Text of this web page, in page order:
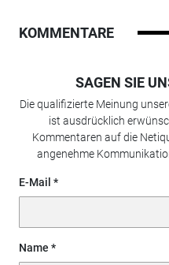
KOMMENTARE
SAGEN SIE
Die qualifizierte Meinung
ist ausdrücklich
Kommentaren auf die
angenehme
E-Mail
Name